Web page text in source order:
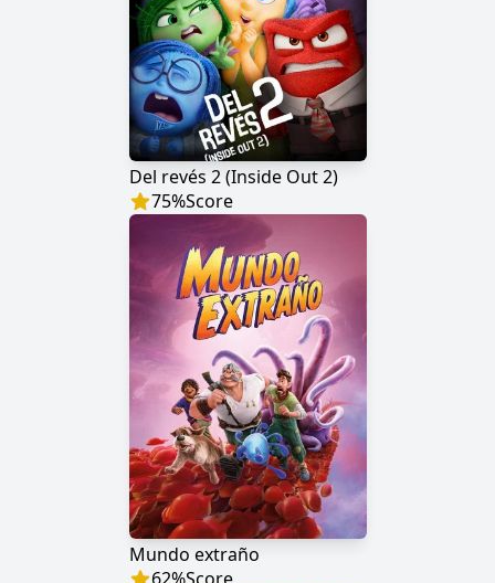
Del revés 2 (Inside Out 2)
75%Score
Mundo extraño